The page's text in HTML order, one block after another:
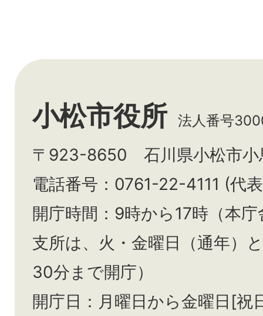
小松市役所 法人番号
〒923-8650 石川県小松市小
電話番号：0761-22-4111 (代
開庁時間：9時から17時（本
支所は、火・金曜日（通年）と
30分まで開庁）
開庁日：月曜日から金曜日[祝